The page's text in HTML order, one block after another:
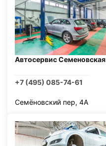
Автосервис Семеновская
+7 (495) 085-74-61
Семёновский пер, 4А